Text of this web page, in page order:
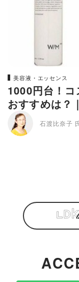
美容液・エッセンス
1000円台！
おすすめは？
石渡比奈子